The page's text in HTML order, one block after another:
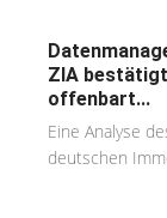
ZIA
offenbart...
Eine Analyse
deutschen